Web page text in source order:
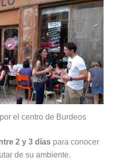
el centro de Burdeos
2 y 3 díaspara conocer
de su ambiente.